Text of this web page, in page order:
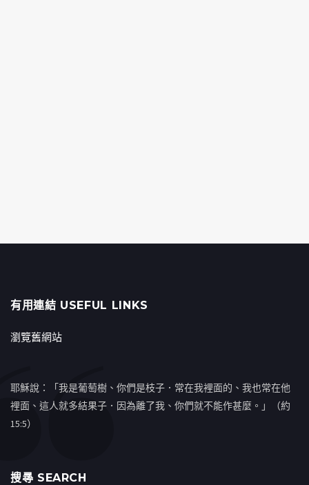
有用連結 USEFUL LINKS
瀏覽舊網站
耶穌說：「我是葡萄樹、你們是枝子．常在我裡面的、我也常在他
裡面、這人就多結果子．因為離了我、你們就不能作甚麼。」（約
15:5）
搜㝷 SEARCH